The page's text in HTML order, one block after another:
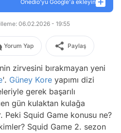
Onedio’yu Google'a ekleyin
06.02.2026 - 19:55
Yorum Yap Paylaş
zirvesini bırakmayan yeni
'. Güney Kore yapımı dizi
gerek başarılı
gün kulaktan kulağa
Peki Squid Game konusu ne?
Squid Game 2. sezon